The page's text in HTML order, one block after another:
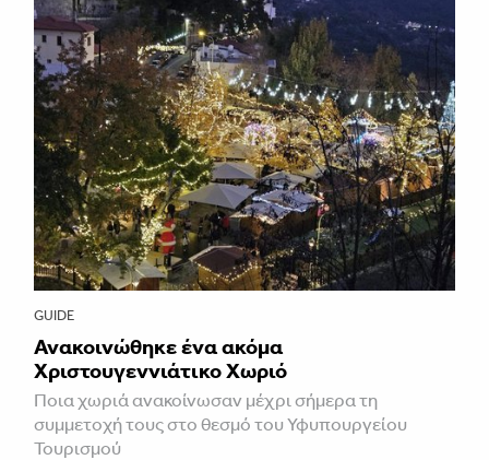
GUIDE
Ανακοινώθηκε ένα ακόμα
Χριστουγεννιάτικο Χωριό
Ποια χωριά ανακοίνωσαν μέχρι σήμερα τη
συμμετοχή τους στο θεσμό του Υφυπουργείου
Τουρισμού